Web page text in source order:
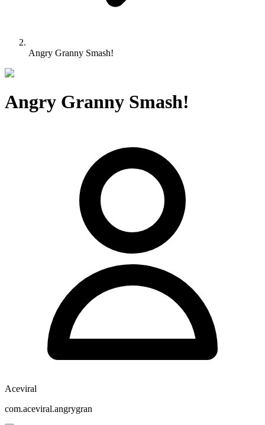
Angry Granny Smash!
Angry Granny Smash!
Aceviral
com.aceviral.angrygran